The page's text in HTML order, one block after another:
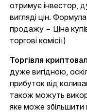
отримує інвестор,
вигляді цін.
продажу − Ціна
торгові комісії)
Торгівля
дуже вигідною,
прибуток від
також можуть
яке може